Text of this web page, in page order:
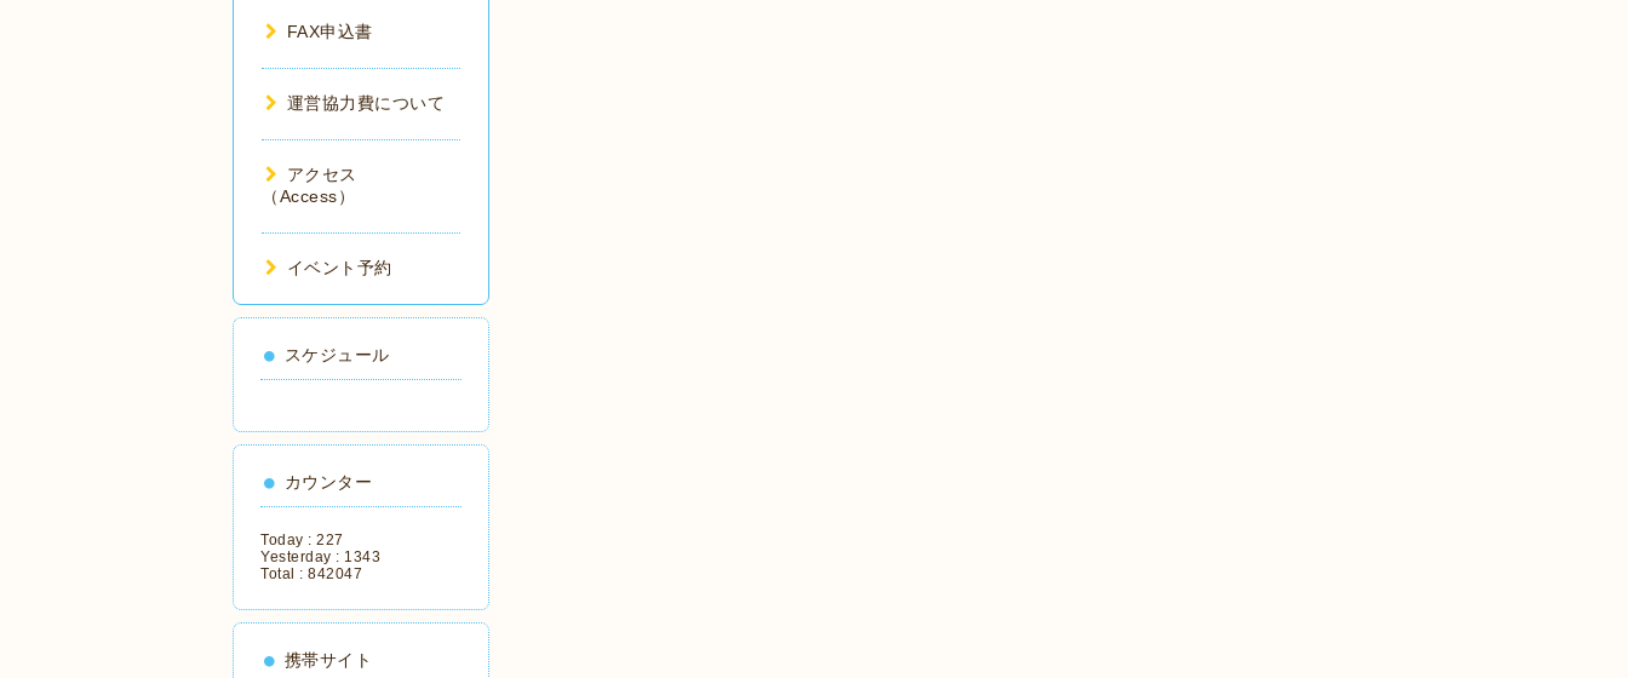
FAX申込書
運営協力費について
アクセス
（Access）
イベント予約
スケジュール
カウンター
Today : 227
Yesterday : 1343
Total : 842047
携帯サイト